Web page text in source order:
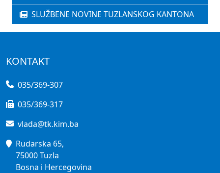
SLUŽBENE NOVINE TUZLANSKOG KANTONA
KONTAKT
035/369-307
035/369-317
vlada@tk.kim.ba
Rudarska 65,
75000 Tuzla
Bosna i Hercegovina